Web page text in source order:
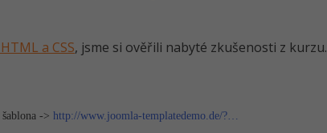
a CSS, jsme si ověřili nabyté zkušenosti z kurzu.
-> http://www.joomla-templatedemo.de/?…